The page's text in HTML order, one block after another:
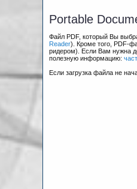
Portable
Файл PDF, который Вы
Reader). Кроме того, PDF-
ридером). Если Вам нужна
полезную информацию:
Если загрузка файла не